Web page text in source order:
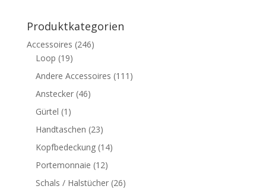
Produktkategorien
Accessoires (246)
Loop (19)
Andere Accessoires (111)
Anstecker (46)
Gürtel (1)
Handtaschen (23)
Kopfbedeckung (14)
Portemonnaie (12)
Schals / Halstücher (26)